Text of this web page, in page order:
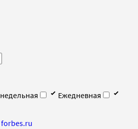
Ежедневная
forbes.ru